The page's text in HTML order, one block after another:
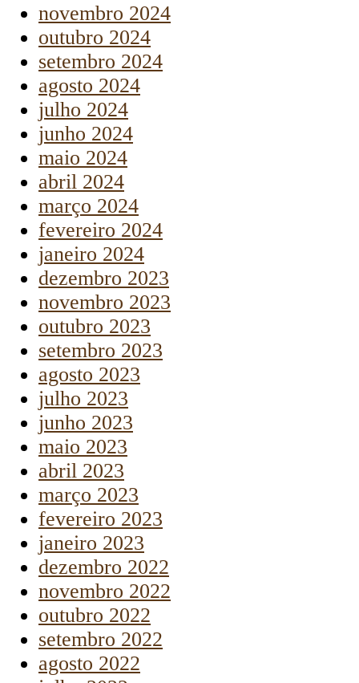
novembro 2024
outubro 2024
setembro 2024
agosto 2024
julho 2024
junho 2024
maio 2024
abril 2024
março 2024
fevereiro 2024
janeiro 2024
dezembro 2023
novembro 2023
outubro 2023
setembro 2023
agosto 2023
julho 2023
junho 2023
maio 2023
abril 2023
março 2023
fevereiro 2023
janeiro 2023
dezembro 2022
novembro 2022
outubro 2022
setembro 2022
agosto 2022